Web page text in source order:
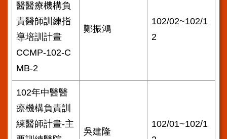
醫醫療機構負
責醫師訓練指
導培訓計畫
CCMP-102-C
MB-2
鄭振鴻
102/02~102/1
2
102年中醫醫
療機構負責訓
練醫師計畫-主
吳建隆
102/01~102/1